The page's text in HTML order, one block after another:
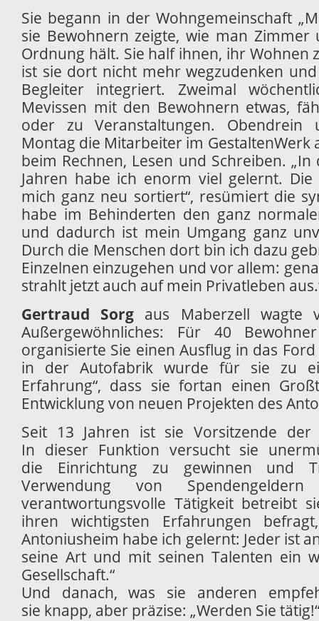
Sie begann in der Wohngemeinschaft
sie Bewohnern zeigte, wie man Zimmer
Ordnung hält. Sie half ihnen, ihr Wohnen
ist sie dort nicht mehr wegzudenken
Begleiter integriert. Zweimal
Mevissen mit den Bewohnern etwas,
oder zu Veranstaltungen. Obendrein
Montag die Mitarbeiter im GestaltenWerk
beim Rechnen, Lesen und Schreiben.
Jahren habe ich enorm viel gelernt.
mich ganz neu sortiert“, resümiert die
habe im Behinderten den ganz
und dadurch ist mein Umgang ganz
Durch die Menschen dort bin ich dazu
Einzelnen einzugehen und vor allem:
strahlt jetzt auch auf mein Privatleben
Gertraud Sorg aus Maberzell wagte
Außergewöhnliches: Für 40
organisierte Sie einen Ausflug in das
in der Autofabrik wurde für sie zu
Erfahrung“, dass sie fortan einen
Entwicklung von neuen Projekten des
Seit 13 Jahren ist sie Vorsitzende der
In dieser Funktion versucht sie
die Einrichtung zu gewinnen und
Verwendung von
verantwortungsvolle Tätigkeit betreibt
ihren wichtigsten Erfahrungen
Antoniusheim habe ich gelernt: Jeder ist
seine Art und mit seinen Talenten ein
Gesellschaft.“
Und danach, was sie anderen
sie knapp, aber präzise: „Werden Sie tätig!“